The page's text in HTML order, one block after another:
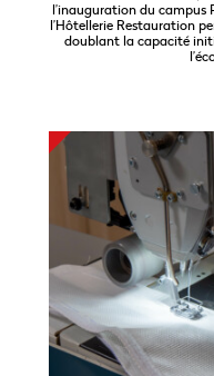
l’inauguration du campus
l’Hôtellerie Restauration
doublant la capacité